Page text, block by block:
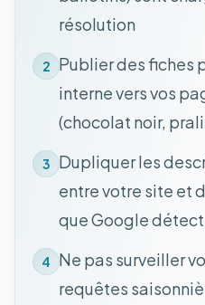
résolution
2 Publier des fiches
interne vers vos
(chocolat noir,
3 Dupliquer les
entre votre site et
que Google
4 Ne pas surveiller
requêtes